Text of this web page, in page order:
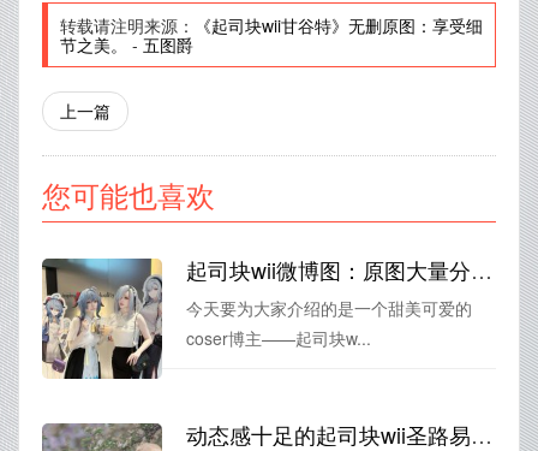
转载请注明来源：
《起司块wii甘谷特》无删原图：享受细
节之美。
- 五图爵
上一篇
您可能也喜欢
起司块wii微博图：原图大量分享，让你尽享摄影之美
今天要为大家介绍的是一个甜美可爱的
coser博主——起司块w...
动态感十足的起司块wii圣路易斯无限制图片，奇妙观赏